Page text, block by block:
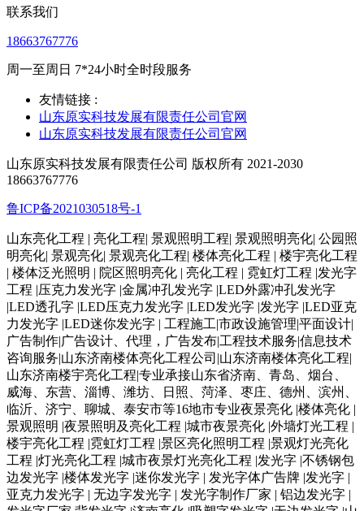
联系我们
18663767776
周一至周日 7*24小时全时段服务
友情链接 :
山东原实科技发展有限责任公司官网
山东原实科技发展有限责任公司官网
山东原实科技发展有限责任公司 版权所有 2021-2030
18663767776
鲁ICP备2021030518号-1
山东亮化工程 | 亮化工程| 景观照明工程| 景观照明亮化| 公园照
明亮化| 景观亮化| 景观亮化工程| 楼体亮化工程 | 楼宇亮化工程
| 楼体泛光照明 | 院区照明亮化 | 亮化工程 | 霓虹灯工程 |发光字
工程 |压克力发光字 |金属冲孔发光字 |LED外露冲孔发光字
|LED透孔字 |LED压克力发光字 |LED发光字 |发光字 |LED亚克
力发光字 |LED迷你发光字 | 工程施工|市政设施管理|平面设计|
广告制作|广告设计、代理，广告发布|工程技术服务|信息技术
咨询服务|山东济南楼体亮化工程公司|山东济南楼体亮化工程|
山东济南楼宇亮化工程|专业承接山东省济南、青岛、烟台、
威海、东营、淄博、潍坊、日照、菏泽、枣庄、德州、滨州、
临沂、济宁、聊城、泰安市等16地市专业夜景亮化 |楼体亮化 |
景观照明 |夜景照明及亮化工程 |城市夜景亮化 |外墙灯光工程 |
楼宇亮化工程 |霓虹灯工程 |景区亮化照明工程 |景观灯光亮化
工程 |灯光亮化工程 |城市夜景灯光亮化工程 |发光字 |不锈钢包
边发光字 |楼体发光字 |迷你发光字 | 发光字体广告牌 |发光字 |
亚克力发光字 | 无边字发光字 | 发光字制作厂家 | 铝边发光字 |